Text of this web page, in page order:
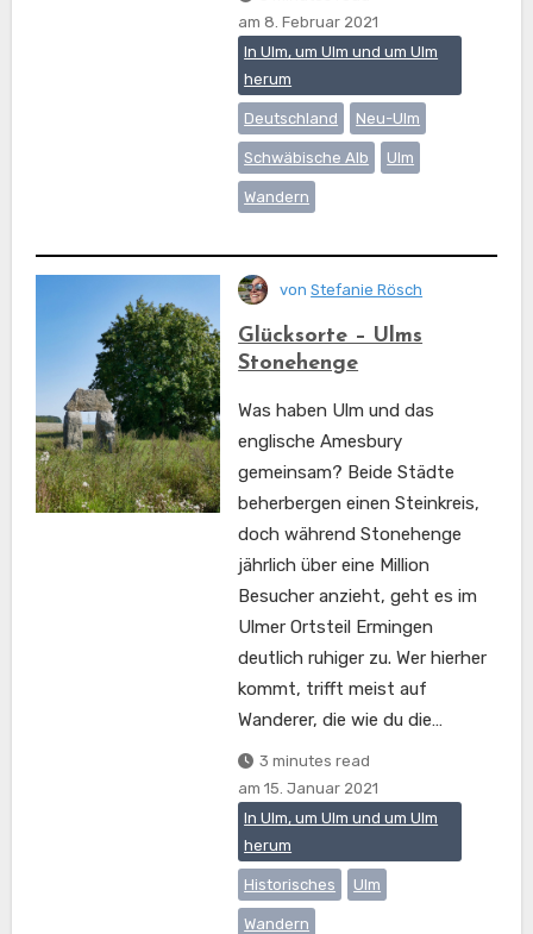
am 8. Februar 2021
In Ulm, um Ulm und um Ulm
herum
Deutschland Neu-Ulm
Schwäbische Alb Ulm
Wandern
Glücksorte – Ulms
Stonehenge
vonStefanie Rösch
Was haben Ulm und das
englische Amesbury
gemeinsam? Beide Städte
beherbergen einen Steinkreis,
doch während Stonehenge
jährlich über eine Million
Besucher anzieht, geht es im
Ulmer Ortsteil Ermingen
deutlich ruhiger zu. Wer hierher
kommt, trifft meist auf
Wanderer, die wie du die…
3 minutes read
am15. Januar 2021
In Ulm, um Ulm und um Ulm
herum
Historisches Ulm
Wandern